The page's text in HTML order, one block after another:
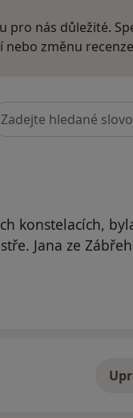
pro nás důležité.
změnu
v názorech
konstelacích,
Jana ze
Váš účet byl odstraněn